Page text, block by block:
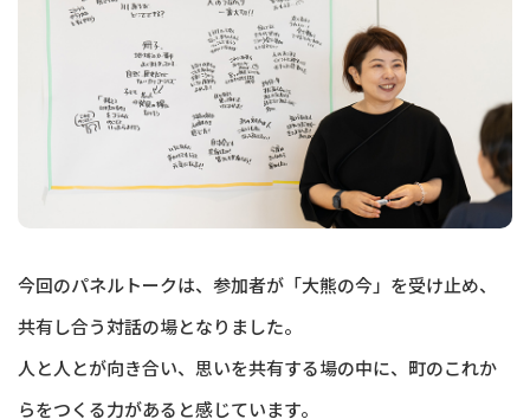
今回のパネルトークは、参加者が「大熊の今」を受け止め、
共有し合う対話の場となりました。
人と人とが向き合い、思いを共有する場の中に、町のこれか
らをつくる力があると感じています。